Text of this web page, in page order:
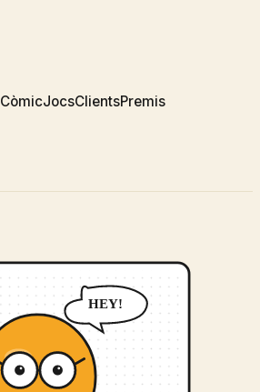
CòmicJocsClientsPremis